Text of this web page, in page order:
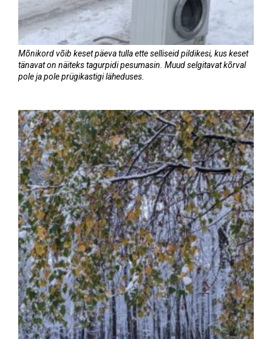
Mõnikord võib keset päeva tulla ette selliseid pildikesi, kus keset
tänavat on näiteks tagurpidi pesumasin. Muud selgitavat kõrval
pole ja pole prügikastigi läheduses.